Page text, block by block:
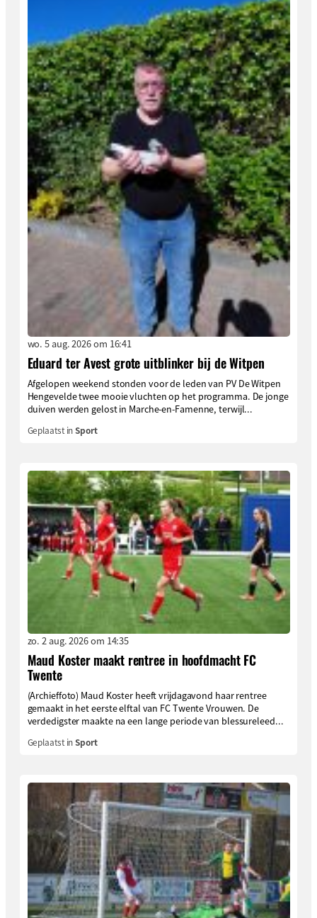
wo. 5 aug. 2026 om 16:41
Eduard ter Avest grote uitblinker bij de Witpen
Afgelopen weekend stonden voor de leden van PV De Witpen
Hengevelde twee mooie vluchten op het programma. De jonge
duiven werden gelost in Marche-en-Famenne, terwijl...
Geplaatst inSport
zo. 2 aug. 2026 om 14:35
Maud Koster maakt rentree in hoofdmacht FC
Twente
(Archieffoto) Maud Koster heeft vrijdagavond haar rentree
gemaakt in het eerste elftal van FC Twente Vrouwen. De
verdedigster maakte na een lange periode van blessureleed...
Geplaatst inSport